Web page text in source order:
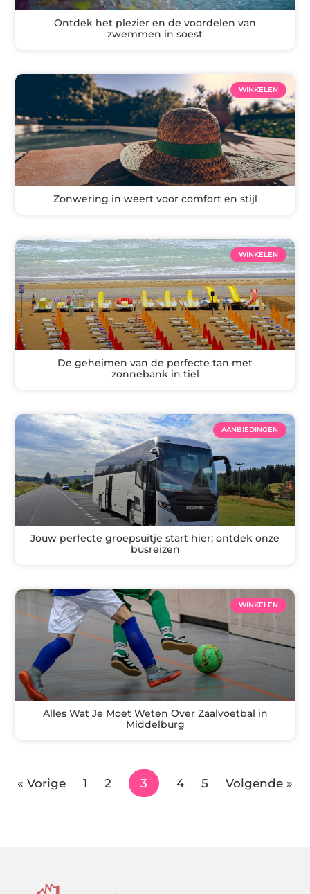
Ontdek het plezier en de voordelen van
zwemmen in soest
WINKELEN
Zonwering in weert voor comfort en stijl
WINKELEN
De geheimen van de perfecte tan met
zonnebank in tiel
AANBIEDINGEN
Jouw perfecte groepsuitje start hier: ontdek onze
busreizen
WINKELEN
Alles Wat Je Moet Weten Over Zaalvoetbal in
Middelburg
« Vorige 1 2 3 4 5 Volgende »